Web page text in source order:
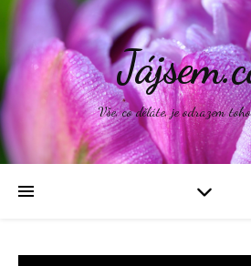
Vše, co děláte, je odrazem